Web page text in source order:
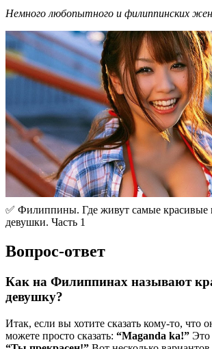
Немного любопытного и филиппинских
✅ Филиппины. Где живут самые красивые
девушки. Часть 1
Вопрос-ответ
Как на Филиппинах называют
девушку?
Итак, если вы хотите сказать кому-то, что
можете просто сказать: “Maganda ka!” Это